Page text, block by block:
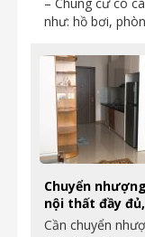
như: hồ bơi,
Chuyển
nội thất đầy
Cần chuyển